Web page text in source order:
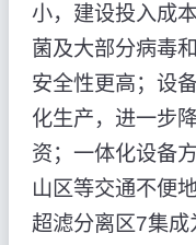
小，建设投入成
菌及大部分病毒
安全性更高；设
化生产，进一步
资；一体化设备
山区等交通不便
超滤分离区7集